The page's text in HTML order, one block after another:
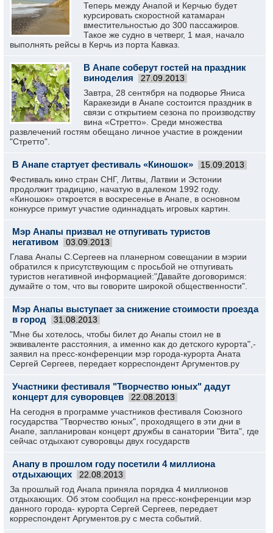
Теперь между Анапой и Керчью будет
курсировать скоростной катамаран
вместительностью до 300 пассажиров.
Такое же судно в четверг, 1 мая, начало
выполнять рейсы в Керчь из порта Кавказ.
В Анапе соберут гостей на праздник
виноделия
27.09.2013
Завтра, 28 сентября на подворье Яниса
Каракезиди в Анапе состоится праздник в
связи с открытием сезона по производству
вина «Стретто». Среди множества
развлечений гостям обещано личное участие в рождении
"Стретто".
В Анапе стартует фестиваль «Киношок» 15.09.2013
Фестиваль кино стран СНГ, Литвы, Латвии и Эстонии
продолжит традицию, начатую в далеком 1992 году.
«Киношок» откроется в воскресенье в Анапе, в основном
конкурсе примут участие одиннадцать игровых картин.
Мэр Анапы призвал не отпугивать туристов
негативом
03.09.2013
Глава Анапы С.Сергеев на планерном совещании в мэрии
обратился к присутствующим с просьбой не отпугивать
туристов негативной информацией:"Давайте договоримся:
думайте о том, что вы говорите широкой общественности".
Мэр Анапы выступает за снижение стоимости проезда
в город
31.08.2013
"Мне бы хотелось, чтобы билет до Анапы стоил не в
эквиваленте расстояния, а именно как до детского курорта",-
заявил на пресс-конференции мэр города-курорта Аната
Сергей Сергеев, передает корреспондент Аргументов.ру
Участники фестиваля "Творчество юных" дадут
концерт для суворовцев
22.08.2013
На сегодня в программе участников фестиваля Союзного
государства "Творчество юных", проходящего в эти дни в
Анапе, запланирован концерт дружбы в санатории "Вита", где
сейчас отдыхают суворовцы двух государств
Анапу в прошлом году посетили 4 миллиона
отдыхающих
22.08.2013
За прошлый год Анапа приняла порядка 4 миллионов
отдыхающих. Об этом сообщил на пресс-конференции мэр
данного города- курорта Сергей Сергеев, передает
корреспондент Аргументов.ру с места событий.